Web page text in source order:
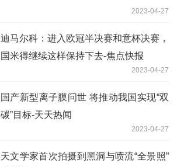
2023-04-27
迪马尔科：进入欧冠半决赛和意杯决赛，
国米得继续这样保持下去-焦点快报
2023-04-27
国产新型离子膜问世 将推动我国实现“双
碳”目标-天天热闻
2023-04-27
天文学家首次拍摄到黑洞与喷流“全景照”